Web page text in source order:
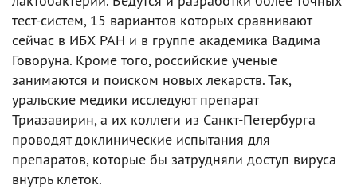
тест-систем, 15 вариантов которых сравнивают
сейчас в ИБХ РАН и в группе академика Вадима
Говоруна. Кроме того, российские ученые
занимаются и поиском новых лекарств. Так,
уральские медики исследуют препарат
Триазавирин, а их коллеги из Санкт-Петербурга
проводят доклинические испытания для
препаратов, которые бы затрудняли доступ вируса
внутрь клеток.